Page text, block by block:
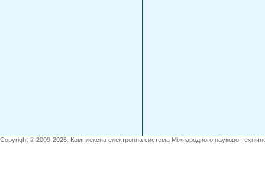
Copyright ® 2009-2026. Комплексна електронна система Міжнародного науково-